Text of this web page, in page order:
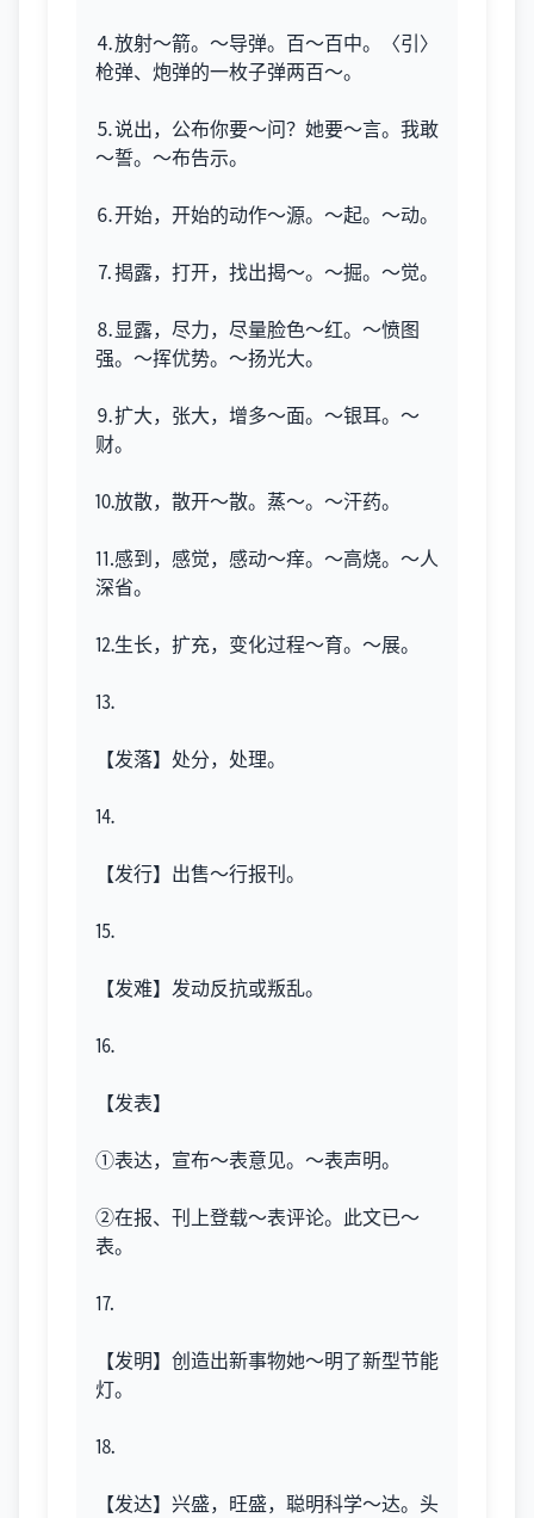
⒋放射～箭。～导弹。百～百中。〈引〉
枪弹、炮弹的一枚子弹两百～。
⒌说出，公布你要～问？她要～言。我敢
～誓。～布告示。
⒍开始，开始的动作～源。～起。～动。
⒎揭露，打开，找出揭～。～掘。～觉。
⒏显露，尽力，尽量脸色～红。～愤图
强。～挥优势。～扬光大。
⒐扩大，张大，增多～面。～银耳。～
财。
⒑放散，散开～散。蒸～。～汗药。
⒒感到，感觉，感动～痒。～高烧。～人
深省。
⒓生长，扩充，变化过程～育。～展。
⒔
【发落】处分，处理。
⒕
【发行】出售～行报刊。
⒖
【发难】发动反抗或叛乱。
⒗
【发表】
①表达，宣布～表意见。～表声明。
②在报、刊上登载～表评论。此文已～
表。
⒘
【发明】创造出新事物她～明了新型节能
灯。
⒙
【发达】兴盛，旺盛，聪明科学～达。头